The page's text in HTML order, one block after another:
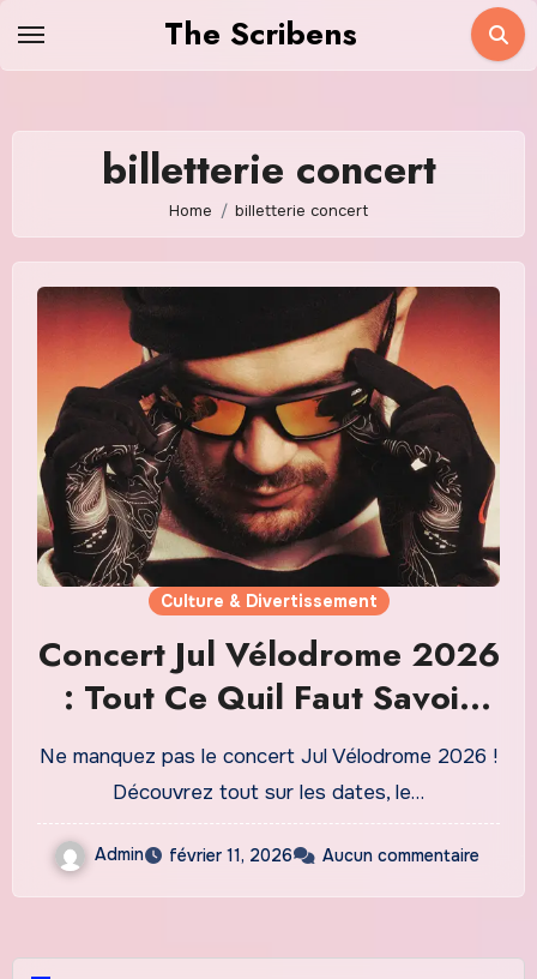
The Scribens
billetterie concert
Home billetterie concert
Culture & Divertissement
Concert Jul Vélodrome 2026
: Tout Ce Quil Faut Savoir
Pour Ne Pas Manquer cet
Événement Électrisant
Ne manquez pas le concert Jul Vélodrome 2026 !
Découvrez tout sur les dates, le…
Admin février 11, 2026 Aucun commentaire